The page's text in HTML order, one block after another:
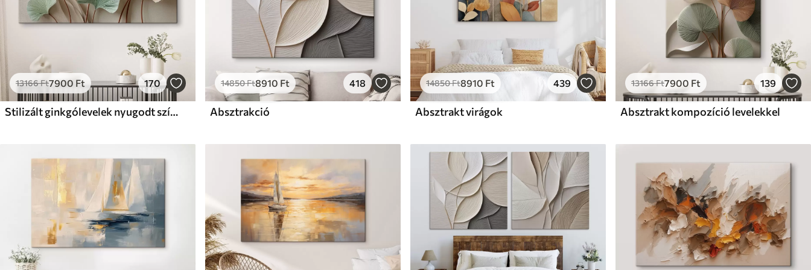
13166Ft7900 Ft 170
Stilizált ginkgólevelek nyugodt színekben
14850Ft8910 Ft 418
Absztrakció
14850Ft8910 Ft 439
Absztrakt virágok
13166Ft7900 Ft 139
Absztrakt kompozíció levelekkel